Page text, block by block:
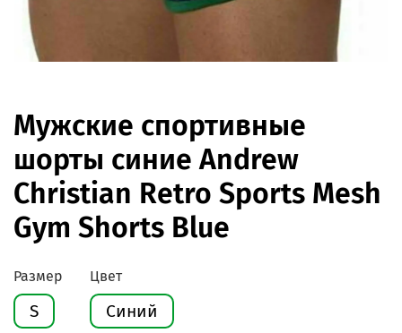
Мужские спортивные
шорты синие Andrew
Christian Retro Sports Mesh
Gym Shorts Blue
Размер
S
Цвет
Синий